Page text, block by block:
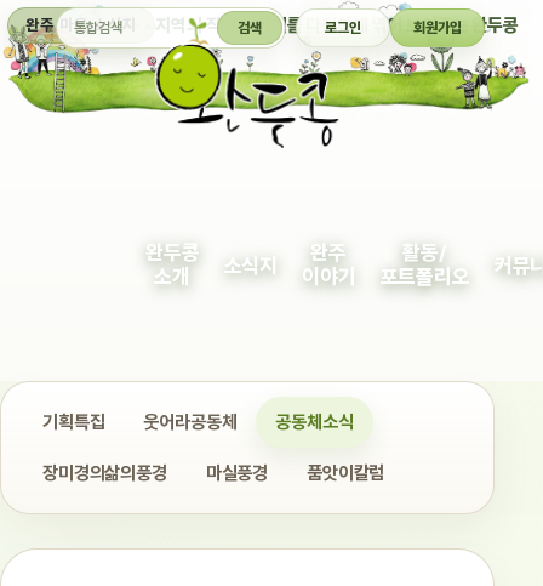
완주 마을 소식지 지역의 작은 이야기를 다정하게 엮어 보여주는 완두콩
통합검색 검색 로그인 회원가입
완두콩
소개
소식지
완주
이야기
활동/
포트폴리오
커뮤
기획특집 웃어라공동체 공동체소식
장미경의삶의풍경 마실풍경 품앗이칼럼